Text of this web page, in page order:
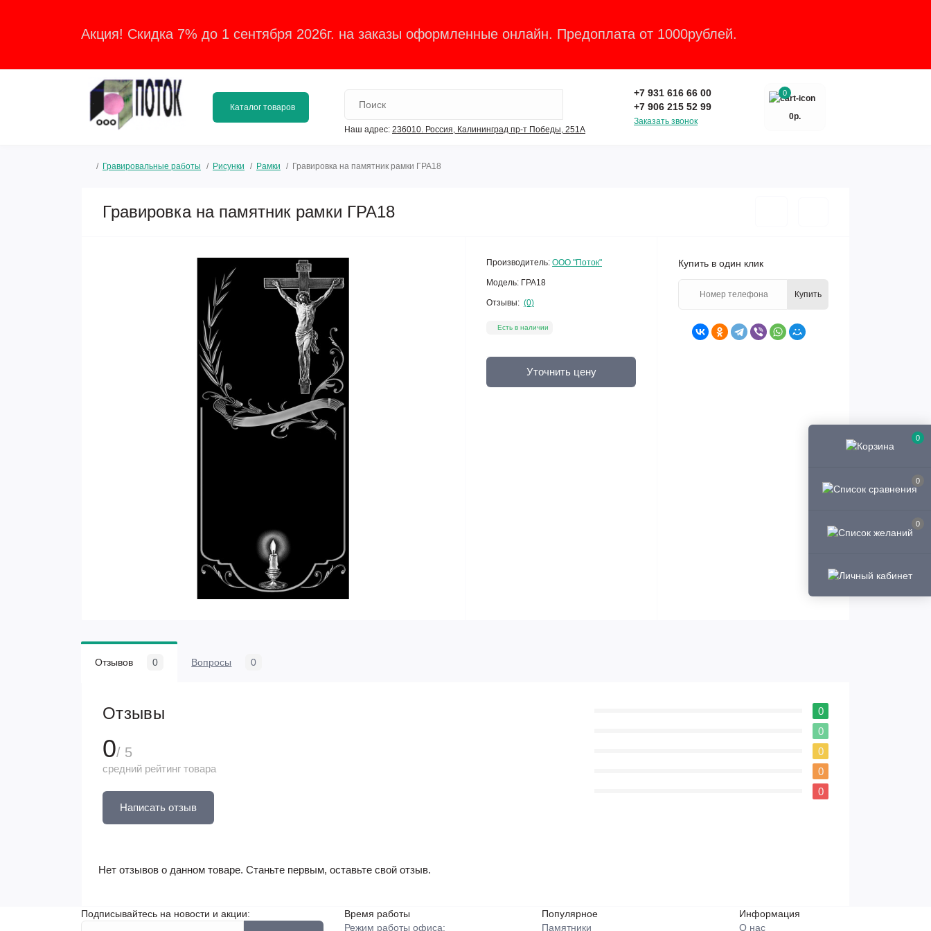
0
0
0
Акция! Скидка 7% до 1 сентября 2026г. на заказы оформленные онлайн. Предоплата от 1000рублей.
Каталог товаров
Наш адрес: 236010. Россия, Калининград пр-т Победы, 251А
+7 931 616 66 00
+7 906 215 52 99
Заказать звонок
0
0р.
Гравировальные работы Рисунки Рамки Гравировка на памятник рамки ГРА18
Гравировка на памятник рамки ГРА18
Производитель: ООО "Поток"
Модель: ГРА18
Отзывы: (0)
Есть в наличии
Уточнить цену
Купить в один клик
Купить
Отзывов 0 Вопросы 0
Отзывы
0/ 5
средний рейтинг товара
Написать отзыв
0
0
0
0
0
Нет отзывов о данном товаре. Станьте первым, оставьте свой отзыв.
Подписывайтесь на новости и акции:
Время работы
Режим работы офиса:
Популярное
Памятники
Информация
О нас